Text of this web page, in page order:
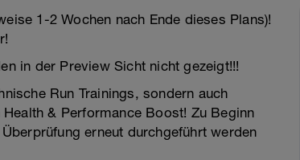
1-2 Wochen nach Ende dieses Plans)!
in der Preview Sicht nicht gezeigt!!!
Run Trainings, sondern auch
& Performance Boost! Zu Beginn
erneut durchgeführt werden